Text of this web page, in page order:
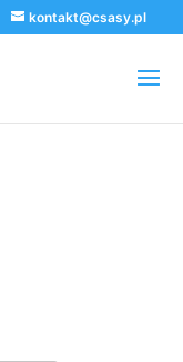
kontakt@csasy.pl